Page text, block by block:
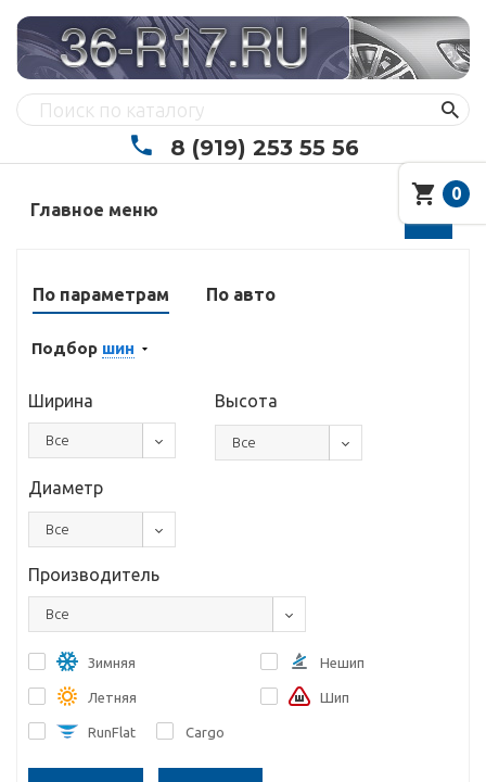
8 (919) 253 55 56
Главное меню
По параметрам По авто
Подбор шин
Ширина
Все
Высота
Все
Диаметр
Все
Производитель
Все
Зимняя
Летняя
RunFlat Cargo
Нешип
Шип
0